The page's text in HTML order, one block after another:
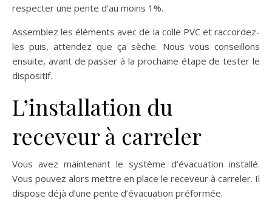
respecter une pente d’au moins 1%.
Assemblez les éléments avec de la colle PVC et raccordez-
les puis, attendez que ça sèche. Nous vous conseillons
ensuite, avant de passer à la prochaine étape de tester le
dispositif.
L’installation du
receveur à carreler
Vous avez maintenant le système d’évacuation installé.
Vous pouvez alors mettre en place le receveur à carreler. Il
dispose déjà d’une pente d’évacuation préformée.